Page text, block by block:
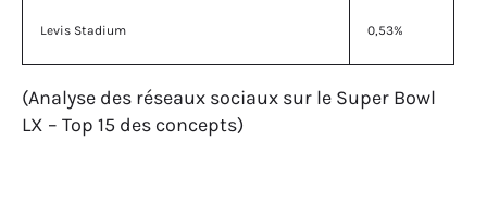
Levis Stadium 0,53%
(Analyse des réseaux sociaux sur le Super Bowl
LX – Top 15 des concepts)